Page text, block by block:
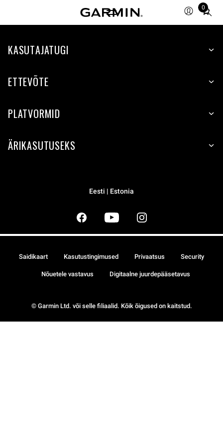
0
Total
items
cart:
KASUTAJATUGI
ETTEVÕTE
PLATVORMID
ÄRIKASUTUSEKS
Eesti | Estonia
© Garmin Ltd. või selle filiaalid. Kõik õigused on kaitstud.
Saidikaart Kasutustingimused Privaatsus Security
Nõuetele vastavus Digitaalne juurdepääsetavus